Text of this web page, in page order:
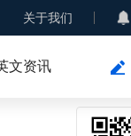
关于我们
文资讯